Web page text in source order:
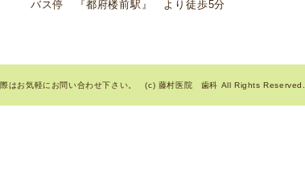
バス停 『都府楼前駅』 より徒歩5分
際はお気軽にお問い合わせ下さい。 (c) 藤村医院 歯科 All Rights Reserved.